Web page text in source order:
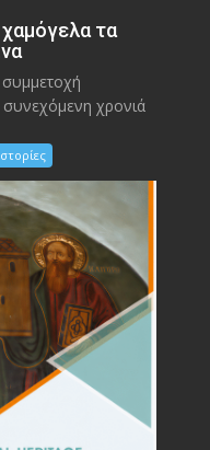
τα
συμμετοχή
χρονιά